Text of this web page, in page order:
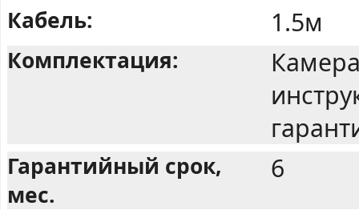
Кабель: 1.5м
Комплектация:
Гарантийный срок,
мес.
6